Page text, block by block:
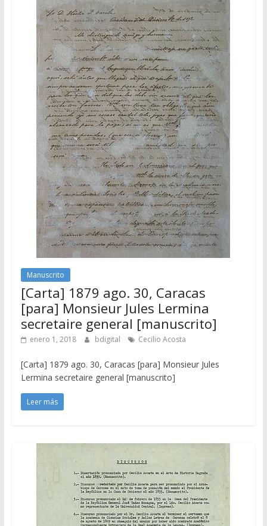
Manuscrito
[Carta] 1879 ago. 30, Caracas
[para] Monsieur Jules Lermina
secretaire general [manuscrito]
enero 1, 2018 bdigital Cecilio Acosta
[Carta] 1879 ago. 30, Caracas [para] Monsieur Jules
Lermina secretaire general [manuscrito]
Leer más